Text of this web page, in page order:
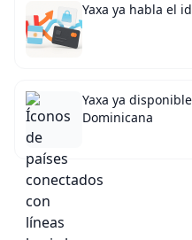
Yaxa ya habla el
Yaxa ya
Dominicana